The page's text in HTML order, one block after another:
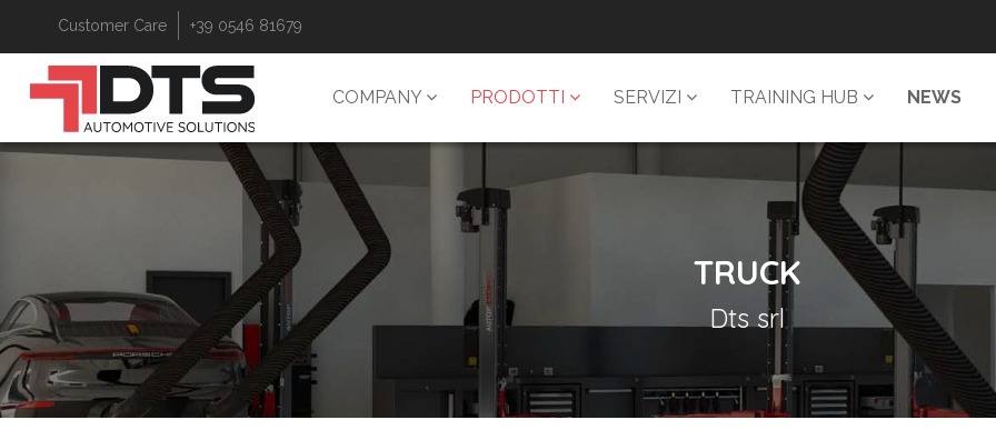
Customer Care +39 0546 81679
COMPANY PRODOTTI SERVIZI TRAINING HUB NEWS
TRUCK
Dts srl